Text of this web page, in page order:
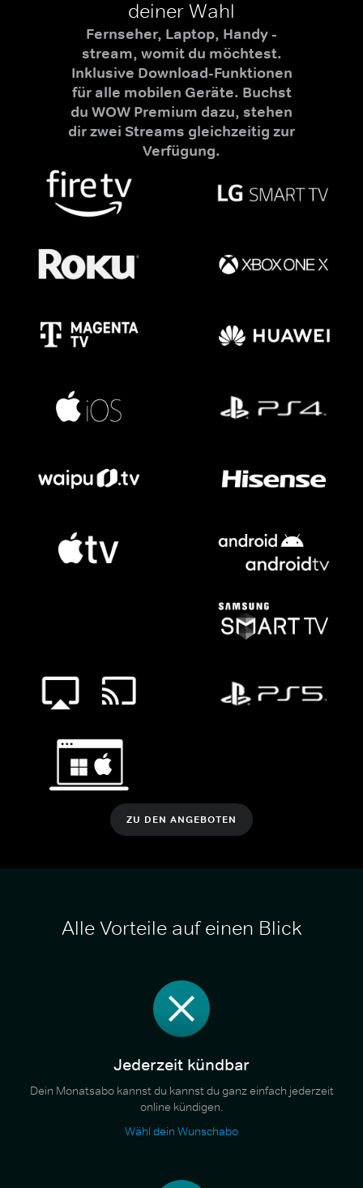
deiner Wahl
Fernseher, Laptop, Handy -
stream, womit du möchtest.
Inklusive Download-Funktionen
für alle mobilen Geräte. Buchst
du WOW Premium dazu, stehen
dir zwei Streams gleichzeitig zur
Verfügung.
ZU DEN ANGEBOTEN
Alle Vorteile auf einen Blick
Jederzeit kündbar
Dein Monatsabo kannst du kannst du ganz einfach jederzeit
online kündigen.
Wähl dein Wunschabo